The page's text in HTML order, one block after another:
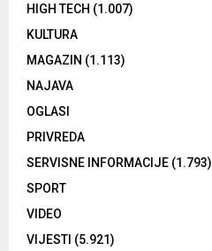
HIGH TECH (1.007)
KULTURA
MAGAZIN (1.113)
NAJAVA
OGLASI
PRIVREDA
SERVISNE INFORMACIJE (1.793)
SPORT
VIDEO
VIJESTI (5.921)